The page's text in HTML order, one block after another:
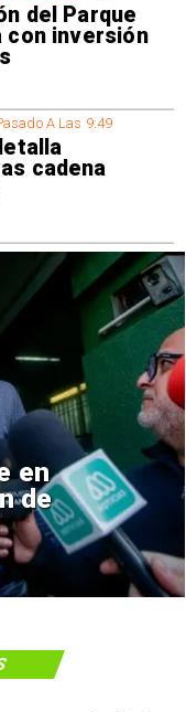
del Parque
con inversión
A Las 9:49
cadena
en
de